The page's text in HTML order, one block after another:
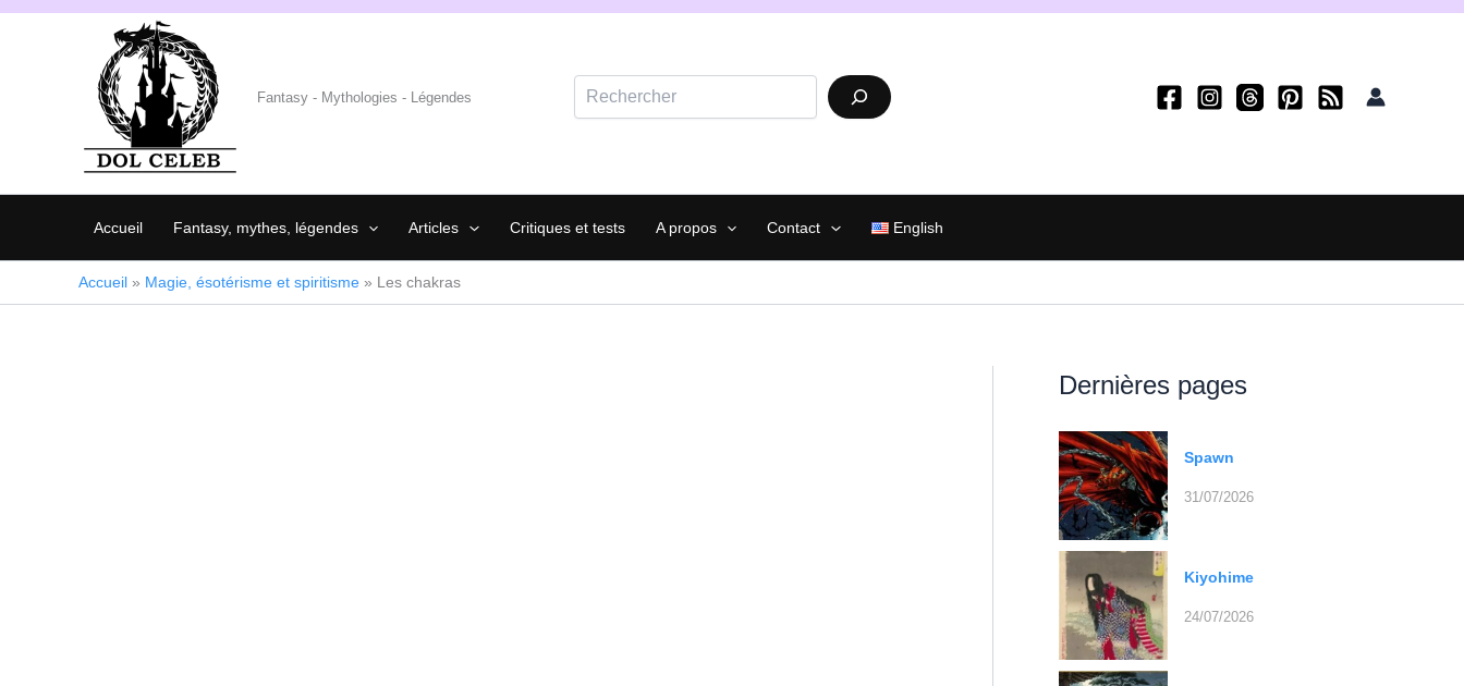
Aller
Fantasy - Mythologies - Légendes
Accueil Fantasy, mythes, légendes Articles Critiques et tests A propos Contact English
Accueil » Magie, ésotérisme et spiritisme » Les chakras
Dernières pages
Spawn
31/07/2026
Kiyohime
24/07/2026